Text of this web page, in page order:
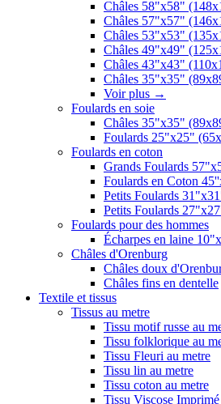
Châles 58"x58"
Châles 57"x57"
Châles 53"x53"
Châles 49"x49"
Châles 43"x43"
Châles 35"x35"
Voir plus →
Foulards en soie
Châles 35"x35"
Foulards 25"x25"
Foulards en coton
Grands Foulards
Foulards en Coton
Petits Foulards
Petits Foulards
Foulards pour des hommes
Écharpes en laine
Châles d'Orenburg
Châles doux
Châles fins en dentelle
Textile et tissus
Tissus au metre
Tissu motif russe au
Tissu folklorique au
Tissu Fleuri au metre
Tissu lin au metre
Tissu coton au metre
Tissu Viscose Imprimé